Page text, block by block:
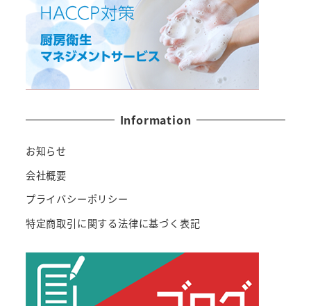
Information
お知らせ
会社概要
プライバシーポリシー
特定商取引に関する法律に基づく表記